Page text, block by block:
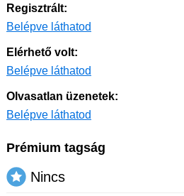
Regisztrált:
Belépve láthatod
Elérhető volt:
Belépve láthatod
Olvasatlan üzenetek:
Belépve láthatod
Prémium tagság
Nincs